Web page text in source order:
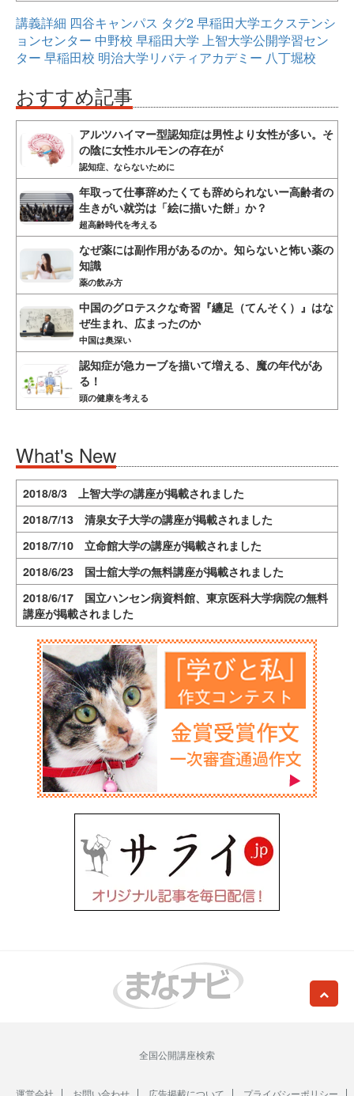
講義詳細 四谷キャンパス タグ2早稲田大学エクステンシ
ョンセンター 中野校 早稲田大学 上智大学公開学習セン
ター 早稲田校 明治大学リバティアカデミー 八丁堀校
おすすめ記事
アルツハイマー型認知症は男性より女性が多い。そ
の陰に女性ホルモンの存在が
認知症、ならないために
年取って仕事辞めたくても辞められないー高齢者の
生きがい就労は「絵に描いた餅」か？
超高齢時代を考える
なぜ薬には副作用があるのか。知らないと怖い薬の
知識
薬の飲み方
中国のグロテスクな奇習『纏足（てんそく）』はな
ぜ生まれ、広まったのか
中国は奥深い
認知症が急カーブを描いて増える、魔の年代があ
る！
頭の健康を考える
What's New
2018/8/3 上智大学の講座が掲載されました
2018/7/13 清泉女子大学の講座が掲載されました
2018/7/10 立命館大学の講座が掲載されました
2018/6/23 国士舘大学の無料講座が掲載されました
2018/6/17 国立ハンセン病資料館、東京医科大学病院の無料
講座が掲載されました
全国公開講座検索